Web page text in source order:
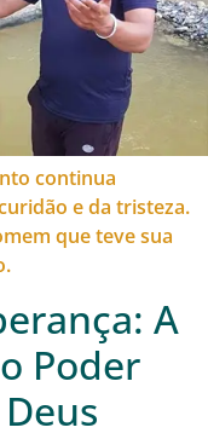
continua
e da tristeza.
que teve sua
A
Poder